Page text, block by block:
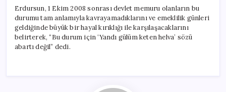
Erdursun, 1 Ekim 2008 sonrası devlet memuru olanların bu
durumu tam anlamıyla kavrayamadıklarını ve emeklilik günleri
geldiğinde büyük bir hayal kırıklığı ile karşılaşacaklarını
belirterek, “Bu durum için ‘Yandı gülüm keten helva’ sözü
abartı değil” dedi.